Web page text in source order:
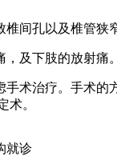
间孔以及椎管
及下肢的放射痛。
术治疗。手术
术。
就诊